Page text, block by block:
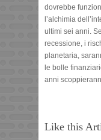
dovrebbe
l’alchimia
ultimi sei anni.
recessione, i
planetaria,
le bolle
anni
Like this